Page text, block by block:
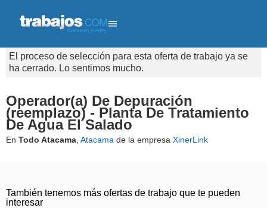
El proceso de selección para esta oferta de trabajo ya se
ha cerrado. Lo sentimos mucho.
Operador(a) De Depuración
(reemplazo) - Planta De Tratamiento
De Agua El Salado
En Todo Atacama Atacama de la empresa XinerLink
También tenemos más ofertas de trabajo que te pueden
interesar